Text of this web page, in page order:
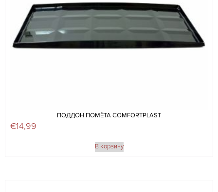
ПОДДОН ПОМЁТА COMFORTPLAST
€14,99
В корзину